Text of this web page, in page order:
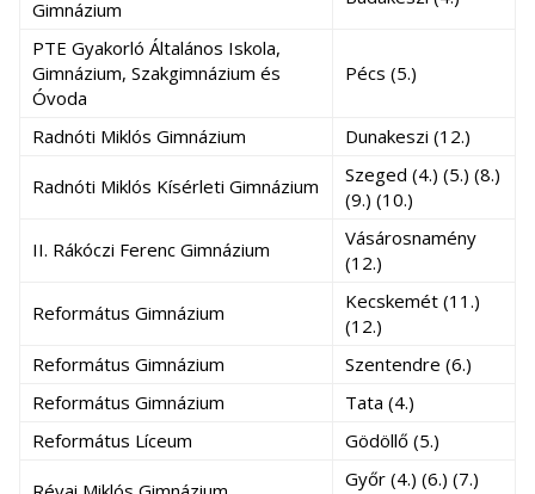
Gimnázium
PTE Gyakorló Általános Iskola,
Gimnázium, Szakgimnázium és
Óvoda
Pécs (5.)
Radnóti Miklós Gimnázium Dunakeszi (12.)
Radnóti Miklós Kísérleti Gimnázium
Szeged (4.) (5.) (8.)
(9.) (10.)
II. Rákóczi Ferenc Gimnázium
Vásárosnamény
(12.)
Református Gimnázium
Kecskemét (11.)
(12.)
Református Gimnázium
Szentendre (6.)
Református Gimnázium
Tata (4.)
Református Líceum
Gödöllő (5.)
Győr (4.) (6.) (7.)